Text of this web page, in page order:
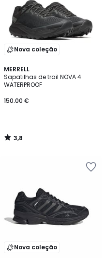
Nova coleção
MERRELL
Sapatilhas de trail NOVA 4
WATERPROOF
150.00 €
3,8
/ 5
3,8
/
Nova coleção